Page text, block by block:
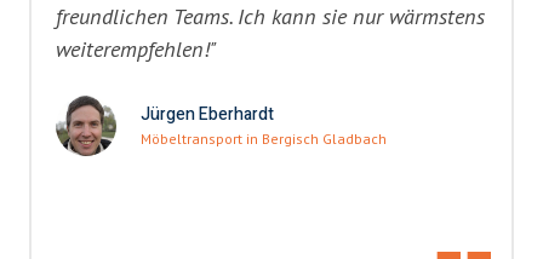
freundlichen Teams. Ich kann sie nur wärmstens
weiterempfehlen!"
Jürgen Eberhardt
Möbeltransport in Bergisch Gladbach